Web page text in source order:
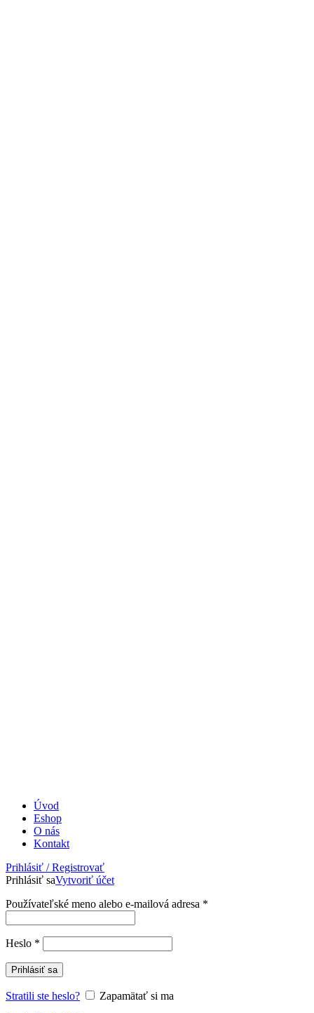
Úvod
Eshop
O nás
Kontakt
Prihlásiť / Registrovať
Prihlásiť saVytvoriť účet
Používateľské meno alebo e-mailová adresa *
Heslo *
Prihlásiť sa
Stratili ste heslo?
Zapamätať si ma